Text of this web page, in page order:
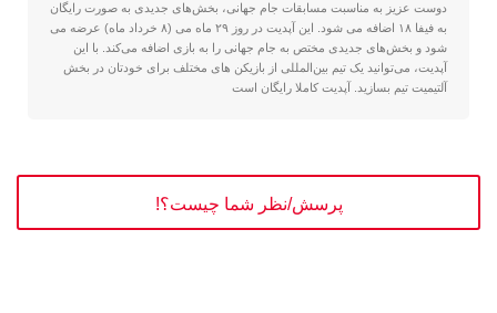
دوست عزیز به مناسبت مسابقات جام جهانی، بخش‌های جدیدی به صورت رایگان
به فیفا ۱۸ اضافه می شود. این آپدیت در روز ۲۹ ماه می (۸ خرداد ماه) عرضه می
شود و بخش‌های جدیدی مختص به جام جهانی را به بازی اضافه می‌کند. با این
آپدیت، می‌توانید یک تیم بین‌المللی از بازیکن های مختلف برای خودتان در بخش
آلتیمیت تیم بسازید. آپدیت کاملا رایگان است
پرسش/نظر شما چیست؟!